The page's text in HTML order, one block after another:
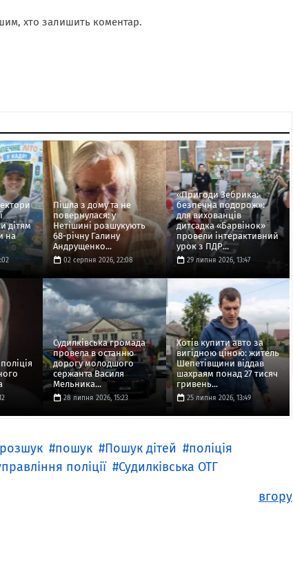
хто залишить коментар.
дітям
на
Пішла з дому та не
повернулася: у
Нетішині розшукують
68-річну Галину
Андрущенко...
02 серпня 2026, 22:08
«Пригоди Зебрика:
безпечна подорож»:
для вихованців
дитсадка «Барвінок»
провели інтерактивний
урок з ПДР...
29 липня 2026, 13:47
Судилківська громада
провела в останню
дорогу молодшого
сержанта Василя
Мельника...
28 липня 2026, 15:23
Хотів купити авто за
вигідною ціною: житель
Шепетівщини віддав
шахраям понад 27 тисяч
гривень...
25 липня 2026, 13:49
розшук пошук Пошук дітей
поліція
поліції
Судилківська ОТГ
вгору